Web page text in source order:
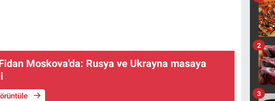
Moskova'da: Rusya ve Ukrayna masaya
2
3